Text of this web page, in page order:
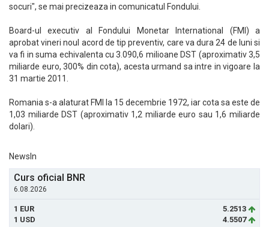
socuri", se mai precizeaza in comunicatul Fondului.
Board-ul executiv al Fondului Monetar International (FMI) a
aprobat vineri noul acord de tip preventiv, care va dura 24 de luni si
va fi in suma echivalenta cu 3.090,6 milioane DST (aproximativ 3,5
miliarde euro, 300% din cota), acesta urmand sa intre in vigoare la
31 martie 2011.
Romania s-a alaturat FMI la 15 decembrie 1972, iar cota sa este de
1,03 miliarde DST (aproximativ 1,2 miliarde euro sau 1,6 miliarde
dolari).
NewsIn
Curs oficial BNR
6.08.2026
1 EUR
5.2513
1 USD
4.5507